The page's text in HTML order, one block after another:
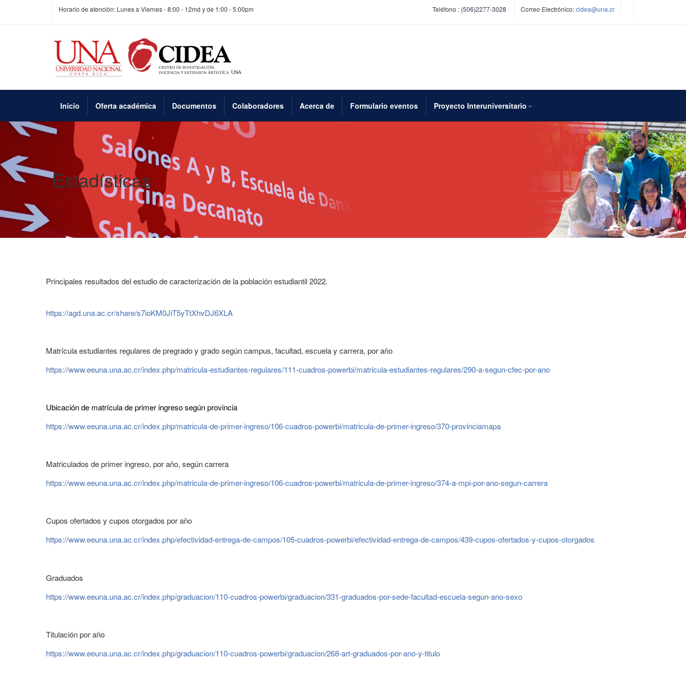
Horario de atención: Lunes a Viernes - 8:00 - 12md y de 1:00 - 5:00pm Teléfono : (506)2277-3028 Correo Electrónico:cidea@una.cr
Inicio Oferta académica Documentos Colaboradores Acerca de Formulario eventos Proyecto Interuniversitario
Estadísticas
Principales resultados del estudio de caracterización de la población estudiantil 2022.
https://agd.una.ac.cr/share/s7ioKM0JiT5yTtXhvDJ6XLA
Matrícula estudiantes regulares de pregrado y grado según campus, facultad, escuela y carrera, por año
https://www.eeuna.una.ac.cr/index.php/matricula-estudiantes-regulares/111-cuadros-powerbi/matricula-estudiantes-regulares/290-a-segun-cfec-por-ano
Ubicación de matrícula de primer ingreso según provincia
https://www.eeuna.una.ac.cr/index.php/matricula-de-primer-ingreso/106-cuadros-powerbi/matricula-de-primer-ingreso/370-provinciamapa
Matriculados de primer ingreso, por año, según carrera
https://www.eeuna.una.ac.cr/index.php/matricula-de-primer-ingreso/106-cuadros-powerbi/matricula-de-primer-ingreso/374-a-mpi-por-ano-segun-carrera
Cupos ofertados y cupos otorgados por año
https://www.eeuna.una.ac.cr/index.php/efectividad-entrega-de-campos/105-cuadros-powerbi/efectividad-entrega-de-campos/439-cupos-ofertados-y-cupos-otorgados
Graduados
https://www.eeuna.una.ac.cr/index.php/graduacion/110-cuadros-powerbi/graduacion/331-graduados-por-sede-facultad-escuela-segun-ano-sexo
Titulación por año
https://www.eeuna.una.ac.cr/index.php/graduacion/110-cuadros-powerbi/graduacion/268-art-graduados-por-ano-y-titulo